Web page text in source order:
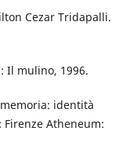
Cezar Tridapalli.
Il mulino, 1996.
identità
Atheneum: